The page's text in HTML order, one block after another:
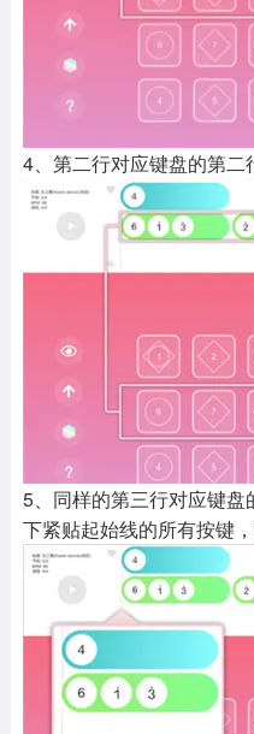
4、第二行对应键盘的第二
5、同样的第三行对应键
下紧贴起始线的所有按键